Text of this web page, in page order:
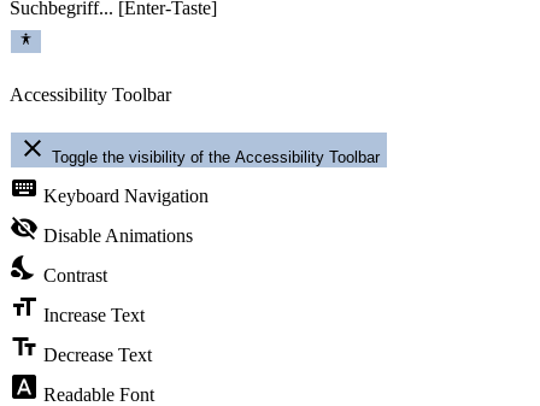
Suchbegriff... [Enter-Taste]
Accessibility Toolbar
close Toggle the visibility of the Accessibility Toolbar
keyboard Keyboard Navigation
visibility_off Disable Animations
nights_stay Contrast
format_size Increase Text
text_fields Decrease Text
font_download Readable Font